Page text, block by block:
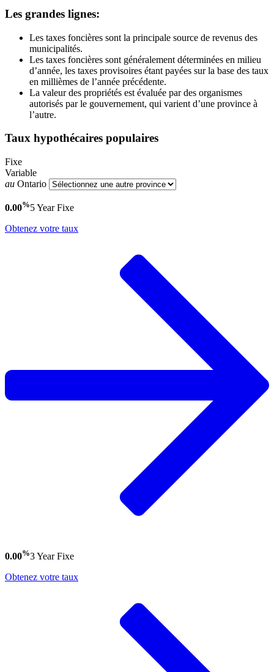
Les grandes lignes:
Les taxes foncières sont la principale source de revenus des
municipalités.
Les taxes foncières sont généralement déterminées en milieu
d’année, les taxes provisoires étant payées sur la base des taux
en millièmes de l’année précédente.
La valeur des propriétés est évaluée par des organismes
autorisés par le gouvernement, qui varient d’une province à
l’autre.
Taux hypothécaires populaires
Fixe
Variable
au Ontario
0.00%5 YearFixe
Obtenez votre taux
0.00%3 YearFixe
Obtenez votre taux